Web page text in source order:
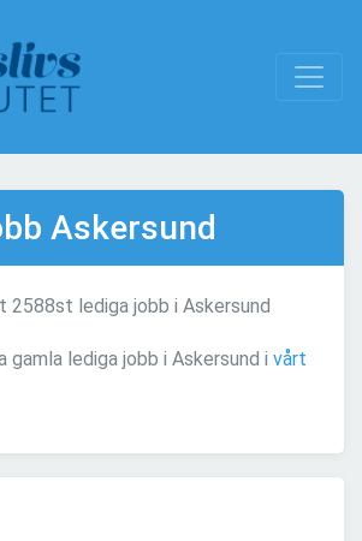
Askersund
2588st lediga jobb i Askersund
gamla lediga jobb i Askersund i vårt